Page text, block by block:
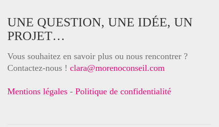
UNE QUESTION, UNE IDÉE, UN
PROJET…
Vous souhaitez en savoir plus ou nous rencontrer ?
Contactez-nous ! clara@morenoconseil.com
Mentions légales - Politique de confidentialité